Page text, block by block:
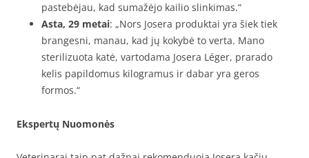
pastebėjau, kad sumažėjo kailio slinkimas.“
Asta, 29 metai: „Nors Josera produktai yra šiek tiek
brangesni, manau, kad jų kokybė to verta. Mano
sterilizuota katė, vartodama Josera Léger, prarado
kelis papildomus kilogramus ir dabar yra geros
formos.“
Ekspertų Nuomonės